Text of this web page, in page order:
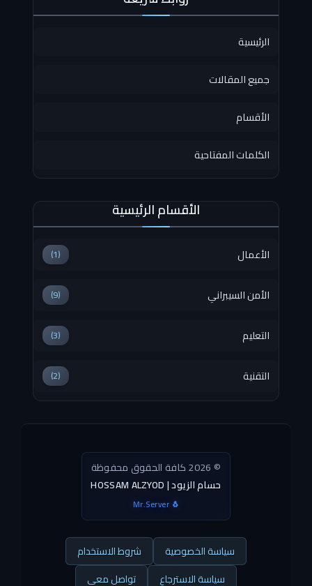
الرئيسية
جميع المقالات
الأقسام
الكلمات المفتاحية
الأقسام الرئيسية
الأعمال (1)
الأمن السيبراني (9)
التعليم (3)
التقنية (2)
© 2026 كافة الحقوق محفوظة
HOSSAM ALZYOD | حسام الزيود
Mr.Server 🐧
سياسة الخصوصية
شروط الاستخدام
سياسة الاسترجاع
تواصل معي